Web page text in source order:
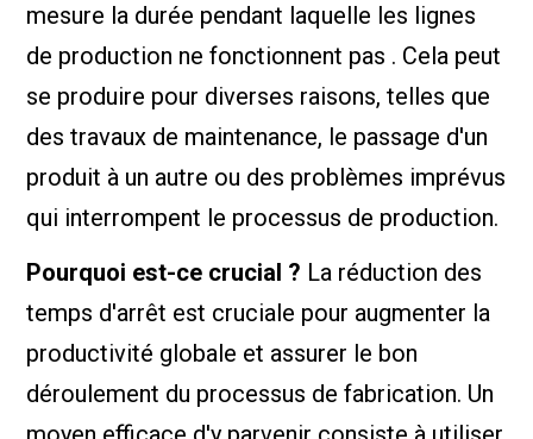
mesure la durée pendant laquelle les lignes
de production ne fonctionnent pas . Cela peut
se produire pour diverses raisons, telles que
des travaux de maintenance, le passage d'un
produit à un autre ou des problèmes imprévus
qui interrompent le processus de production.
Pourquoi est-ce crucial ? La réduction des
temps d'arrêt est cruciale pour augmenter la
productivité globale et assurer le bon
déroulement du processus de fabrication. Un